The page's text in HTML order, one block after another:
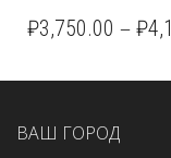
₽3,750.00 – ₽
ВАШ ГОРОД